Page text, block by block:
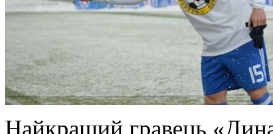
Найкращий гравець